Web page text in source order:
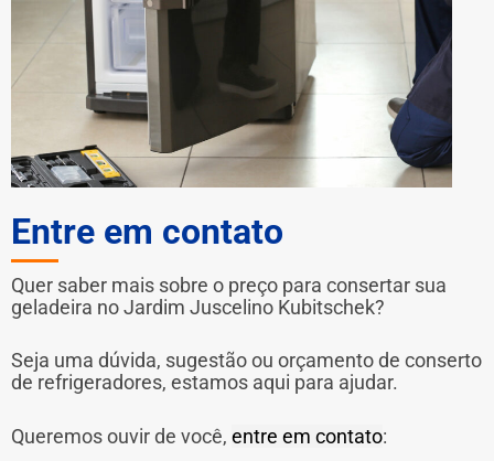
Entre em contato
Quer saber mais sobre o preço para consertar sua
geladeira no Jardim Juscelino Kubitschek?
Seja uma dúvida, sugestão ou orçamento de conserto
de refrigeradores, estamos aqui para ajudar.
Queremos ouvir de você, entre em contato: